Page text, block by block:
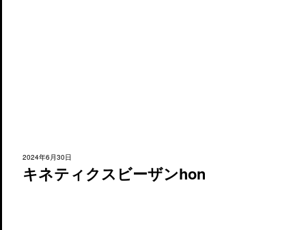
2024年6月30日
キネティクスビーザンhon